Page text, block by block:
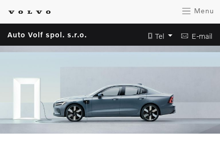
Menu
Auto Volf spol. s.r.o. Tel E-mail